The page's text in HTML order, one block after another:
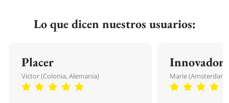
Lo que dicen nuestros usuarios:
Placer
Victor (Colonia, Alemania)
Innovador
Marie (Amsterdam,